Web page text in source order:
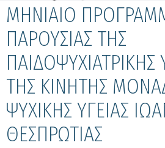
MHNIAIO
ΠΑΡΟΥΣΙΑΣ ΤΗΣ
ΠΑΙΔΟΨΥΧΙΑΤΡΙΚΗΣ
ΤΗΣ ΚΙΝΗΤΗΣ
ΨΥΧΙΚΗΣ ΥΓΕΙΑΣ
ΘΕΣΠΡΩΤΙΑΣ